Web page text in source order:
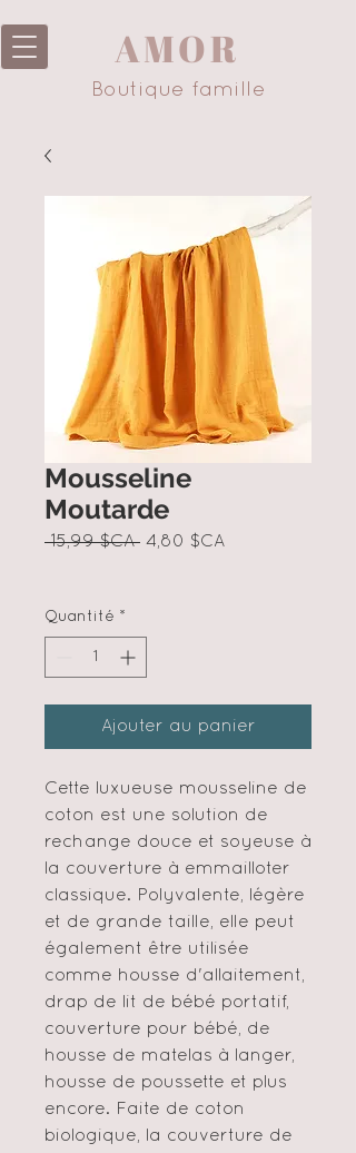
AMOR
Boutique famille
Mousseline
Moutarde
15,99 $CA Prix
4,80 $CA
Quantité *
Ajouter au panier
Cette luxueuse mousseline de
coton est une solution de
rechange douce et soyeuse à
la couverture à emmailloter
classique. Polyvalente, légère
et de grande taille, elle peut
également être utilisée
comme housse d'allaitement,
drap de lit de bébé portatif,
couverture pour bébé, de
housse de matelas à langer,
housse de poussette et plus
encore. Faite de coton
biologique, la couverture de